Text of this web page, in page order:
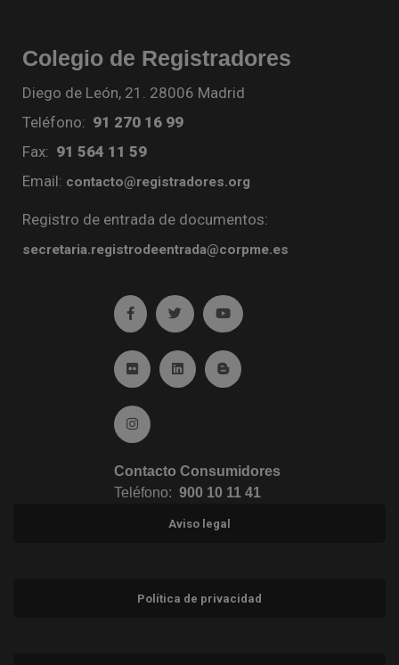
Colegio de Registradores
Diego de León, 21. 28006 Madrid
Teléfono: 91 270 16 99
Fax: 91 564 11 59
Email: contacto@registradores.org
Registro de entrada de documentos:
secretaria.registrodeentrada@corpme.es
Ir a facebook (abre en ventana nueva)
Ir a twitter (abre en ventana nueva)
Ir a YouTube (abre en
Ir a Flickr (abre en ventana nueva)
Ir a Linkedin (abre en ventana nueva)
Ir al Blog (abre en ventana
Ir a Instagram (abre en ventana nueva)
Contacto Consumidores
Teléfono: 900 10 11 41
Aviso legal
Política de privacidad